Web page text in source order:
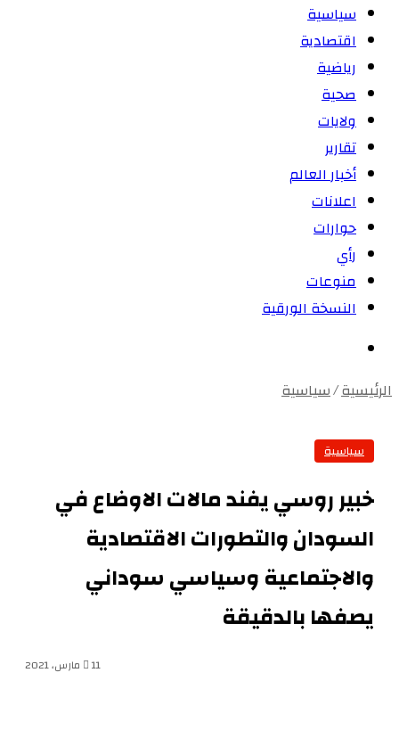
سياسية
اقتصادية
رياضية
صحية
ولايات
تقارير
أخبار العالم
اعلانات
حوارات
رأي
منوعات
النسخة الورقية
الرئيسية/سياسية
سياسية
خبير روسي يفند مالات الاوضاع في
السودان والتطورات الاقتصادية
والاجتماعية وسياسي سوداني
يصفها بالدقيقة
11 مارس، 2021